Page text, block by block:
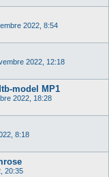
2022, 8:54
2022, 12:18
model MP1
2022, 18:28
8:18
20:35